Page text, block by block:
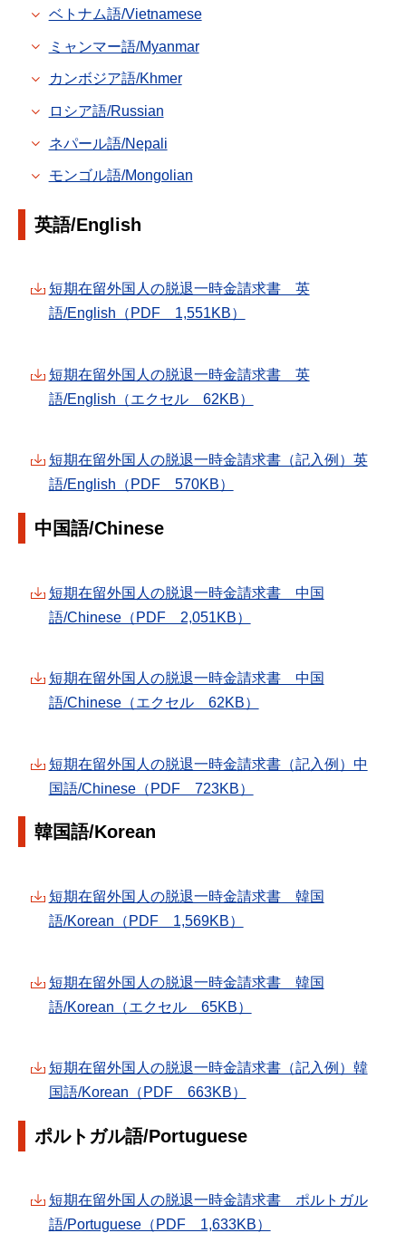
ベトナム語/Vietnamese
ミャンマー語/Myanmar
カンボジア語/Khmer
ロシア語/Russian
ネパール語/Nepali
モンゴル語/Mongolian
英語/English
短期在留外国人の脱退一時金請求書 英
語/English（PDF 1,551KB）
短期在留外国人の脱退一時金請求書 英
語/English（エクセル 62KB）
短期在留外国人の脱退一時金請求書（記入例）英
語/English（PDF 570KB）
中国語/Chinese
短期在留外国人の脱退一時金請求書 中国
語/Chinese（PDF 2,051KB）
短期在留外国人の脱退一時金請求書 中国
語/Chinese（エクセル 62KB）
短期在留外国人の脱退一時金請求書（記入例）中
国語/Chinese（PDF 723KB）
韓国語/Korean
短期在留外国人の脱退一時金請求書 韓国
語/Korean（PDF 1,569KB）
短期在留外国人の脱退一時金請求書 韓国
語/Korean（エクセル 65KB）
短期在留外国人の脱退一時金請求書（記入例）韓
国語/Korean（PDF 663KB）
ポルトガル語/Portuguese
短期在留外国人の脱退一時金請求書 ポルトガル
語/Portuguese（PDF 1,633KB）